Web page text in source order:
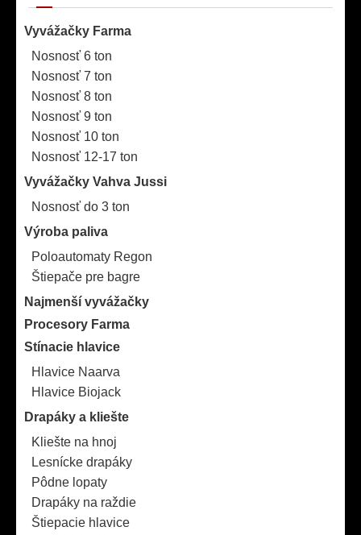
Vyvážačky Farma
Nosnosť 6 ton
Nosnosť 7 ton
Nosnosť 8 ton
Nosnosť 9 ton
Nosnosť 10 ton
Nosnosť 12-17 ton
Vyvážačky Vahva Jussi
Nosnosť do 3 ton
Výroba paliva
Poloautomaty Regon
Štiepače pre bagre
Najmenší vyvážačky
Procesory Farma
Stínacie hlavice
Hlavice Naarva
Hlavice Biojack
Drapáky a kliešte
Kliešte na hnoj
Lesnícke drapáky
Pôdne lopaty
Drapáky na raždie
Štiepacie hlavice